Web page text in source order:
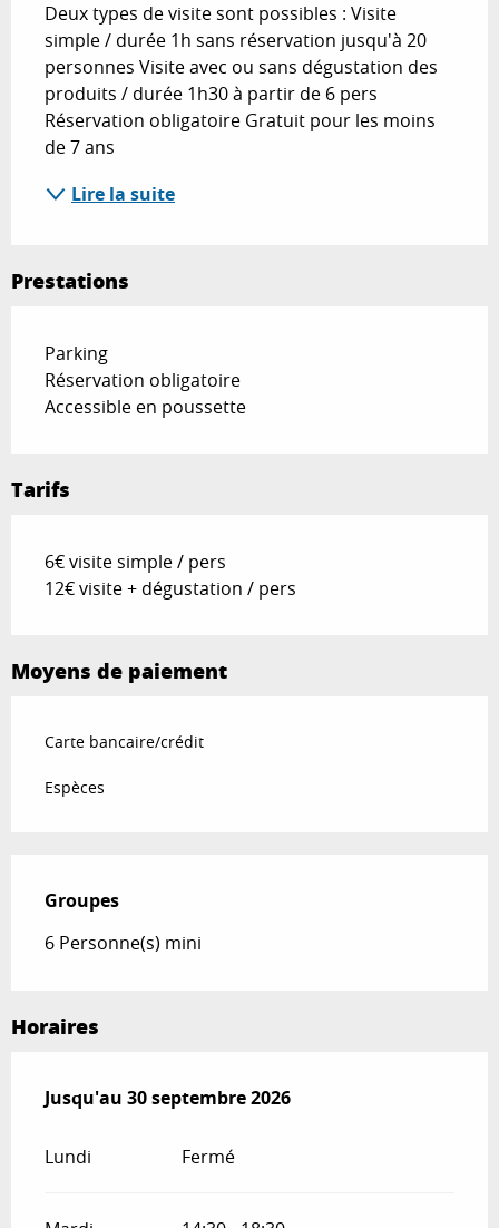
Deux types de visite sont possibles : Visite
simple / durée 1h sans réservation jusqu'à 20
personnes Visite avec ou sans dégustation des
produits / durée 1h30 à partir de 6 pers
Réservation obligatoire Gratuit pour les moins
de 7 ans
Lire la suite
Prestations
Parking
Réservation obligatoire
Accessible en poussette
Tarifs
6€ visite simple / pers
12€ visite + dégustation / pers
Moyens de paiement
Carte bancaire/crédit
Espèces
Groupes
Groupes
6 Personne(s) mini
Horaires
Du7 juillet 2026au30 septembre 2026
Jusqu'au 30 septembre 2026
Lundi Fermé